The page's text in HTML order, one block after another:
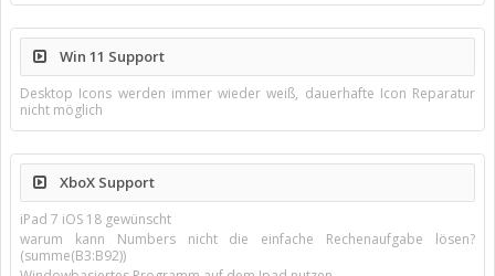
Win 11 Support
Desktop Icons werden immer wieder weiß, dauerhafte Icon Reparatur
nicht möglich
XboX Support
iPad 7 iOS 18 gewünscht
warum kann Numbers nicht die einfache Rechenaufgabe lösen?
(summe(B3:B92))